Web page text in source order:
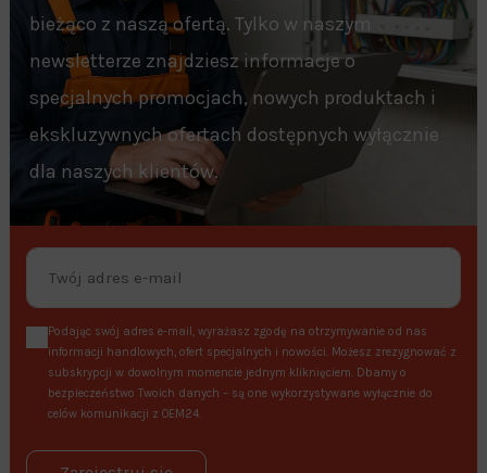
bieżąco z naszą ofertą. Tylko w naszym
newsletterze znajdziesz informacje o
specjalnych promocjach, nowych produktach i
ekskluzywnych ofertach dostępnych wyłącznie
dla naszych klientów.
Podając swój adres e-mail, wyrażasz zgodę na otrzymywanie od nas
informacji handlowych, ofert specjalnych i nowości. Możesz zrezygnować z
subskrypcji w dowolnym momencie jednym kliknięciem. Dbamy o
bezpieczeństwo Twoich danych – są one wykorzystywane wyłącznie do
celów komunikacji z OEM24.